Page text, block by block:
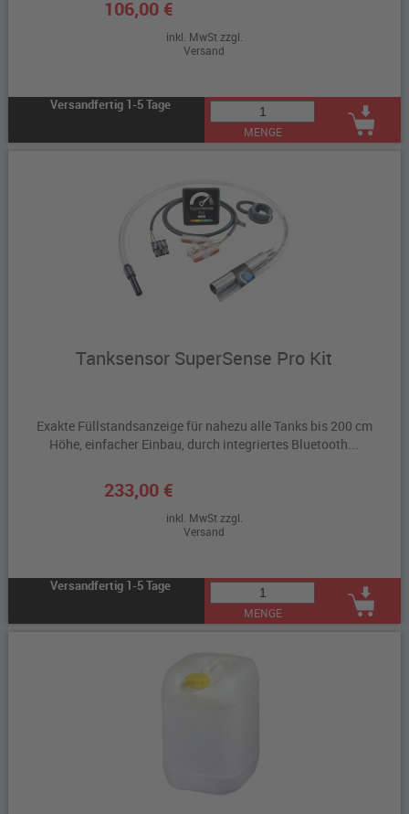
106,00 €
inkl. MwSt zzgl.
Versand
Versandfertig 1-5 Tage
MENGE
Tanksensor SuperSense Pro Kit
Exakte Füllstandsanzeige für nahezu alle Tanks bis 200 cm
Höhe, einfacher Einbau, durch integriertes Bluetooth...
233,00 €
inkl. MwSt zzgl.
Versand
Versandfertig 1-5 Tage
MENGE